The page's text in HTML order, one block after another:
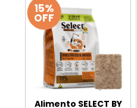
15%
OFF
Alimento SELECT BY